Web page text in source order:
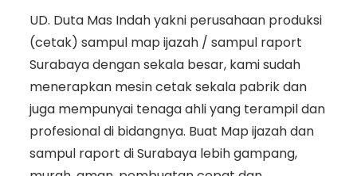
UD. Duta Mas Indah yakni perusahaan produksi
(cetak) sampul map ijazah / sampul raport
Surabaya dengan sekala besar, kami sudah
menerapkan mesin cetak sekala pabrik dan
juga mempunyai tenaga ahli yang terampil dan
profesional di bidangnya. Buat Map ijazah dan
sampul raport di Surabaya lebih gampang,